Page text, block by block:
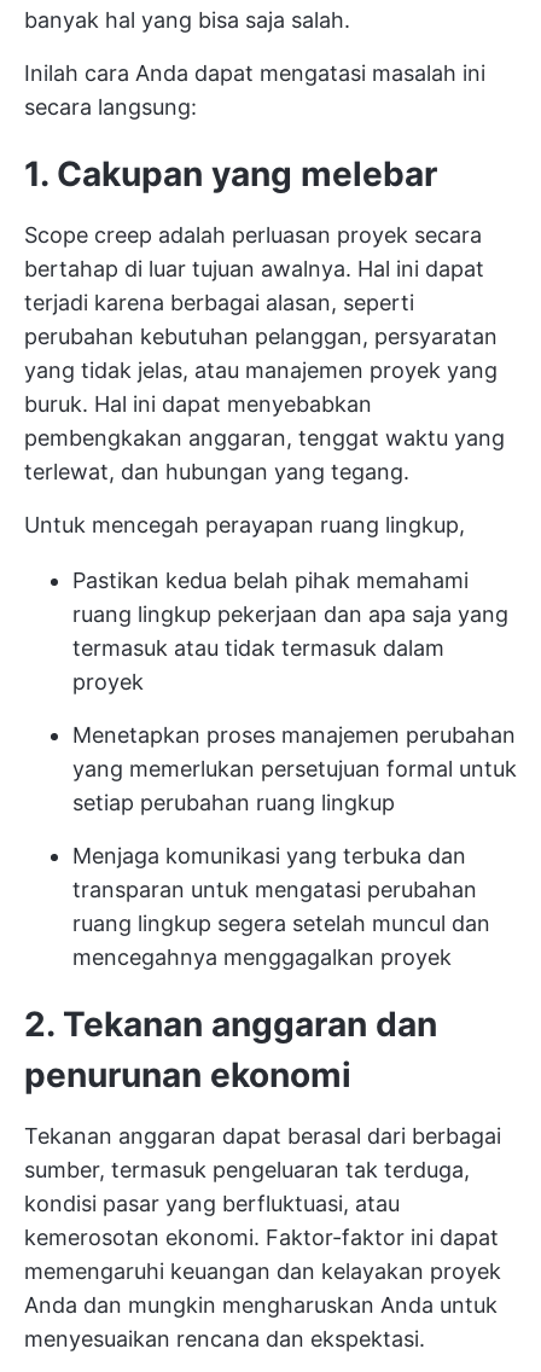
banyak hal yang bisa saja salah.
Inilah cara Anda dapat mengatasi masalah ini
secara langsung:
1. Cakupan yang melebar
Scope creep adalah perluasan proyek secara
bertahap di luar tujuan awalnya. Hal ini dapat
terjadi karena berbagai alasan, seperti
perubahan kebutuhan pelanggan, persyaratan
yang tidak jelas, atau manajemen proyek yang
buruk. Hal ini dapat menyebabkan
pembengkakan anggaran, tenggat waktu yang
terlewat, dan hubungan yang tegang.
Untuk mencegah perayapan ruang lingkup,
Pastikan kedua belah pihak memahami
ruang lingkup pekerjaan dan apa saja yang
termasuk atau tidak termasuk dalam
proyek
Menetapkan proses manajemen perubahan
yang memerlukan persetujuan formal untuk
setiap perubahan ruang lingkup
Menjaga komunikasi yang terbuka dan
transparan untuk mengatasi perubahan
ruang lingkup segera setelah muncul dan
mencegahnya menggagalkan proyek
2. Tekanan anggaran dan
penurunan ekonomi
Tekanan anggaran dapat berasal dari berbagai
sumber, termasuk pengeluaran tak terduga,
kondisi pasar yang berfluktuasi, atau
kemerosotan ekonomi. Faktor-faktor ini dapat
memengaruhi keuangan dan kelayakan proyek
Anda dan mungkin mengharuskan Anda untuk
menyesuaikan rencana dan ekspektasi.